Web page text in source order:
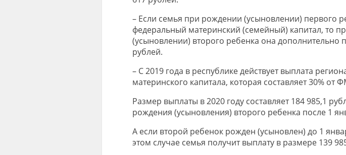
– Если семья при рождении (усыновлении) первого
федеральный материнский (семейный) капитал, то
(усыновлении) второго ребенка она дополнительно
рублей.
– С 2019 года в республике действует выплата
материнского капитала, которая составляет 30% от
Размер выплаты в 2020 году составляет 184 985,1
рождения (усыновления) второго ребенка после 1
А если второй ребенок рожден (усыновлен) до 1
этом случае семья получит выплату в размере 139